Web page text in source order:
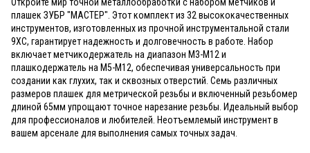
плашек ЗУБР "МАСТЕР". Этот комплект из 32 высококачественных
инструментов, изготовленных из прочной инструментальной стали
9ХС, гарантирует надежность и долговечность в работе. Набор
включает метчикодержатель на диапазон М3-М12 и
плашкодержатель на М5-М12, обеспечивая универсальность при
создании как глухих, так и сквозных отверстий. Семь различных
размеров плашек для метрической резьбы и включенный резьбомер
длиной 65мм упрощают точное нарезание резьбы. Идеальный выбор
для профессионалов и любителей. Неотъемлемый инструмент в
вашем арсенале для выполнения самых точных задач.